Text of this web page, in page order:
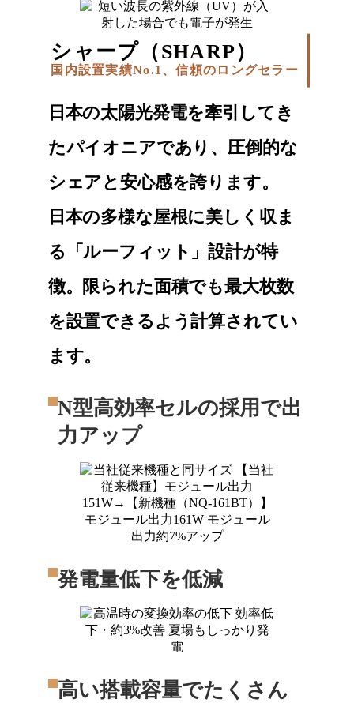
シャープ（SHARP）
国内設置実績No.1、信頼のロングセラー
日本の太陽光発電を牽引してき
たパイオニアであり、圧倒的な
シェアと安心感を誇ります。
日本の多様な屋根に美しく収ま
る「ルーフィット」設計が特
徴。限られた面積でも最大枚数
を設置できるよう計算されてい
ます。
N型高効率セルの採用で出
力アップ
発電量低下を低減
高い搭載容量でたくさん